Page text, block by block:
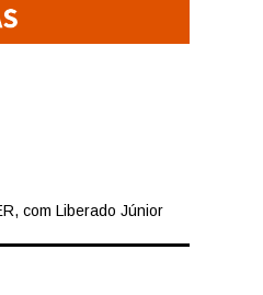
com Liberado Júnior